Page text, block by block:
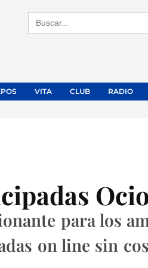
Buscar:
VITA CLUB RADIO
para los
on line sin